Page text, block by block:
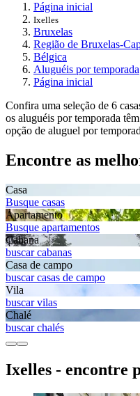
Página inicial
Ixelles
Bruxelas
Região de Bruxelas-
Bélgica
Aluguéis por temporada
Página inicial
Confira uma seleção de 6
os aluguéis por temporada
opção de aluguel por
Encontre as
Casa
Busque casas
Apartamento
Busque apartamentos
Cabana
buscar cabanas
Casa de campo
buscar casas de campo
Vila
buscar vilas
Chalé
buscar chalés
Ixelles - encontre